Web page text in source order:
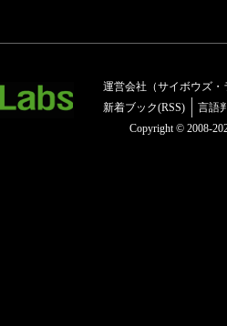
運営会社（サイボウズ・
新着ブック(RSS)
言語
Copyright © 2008-